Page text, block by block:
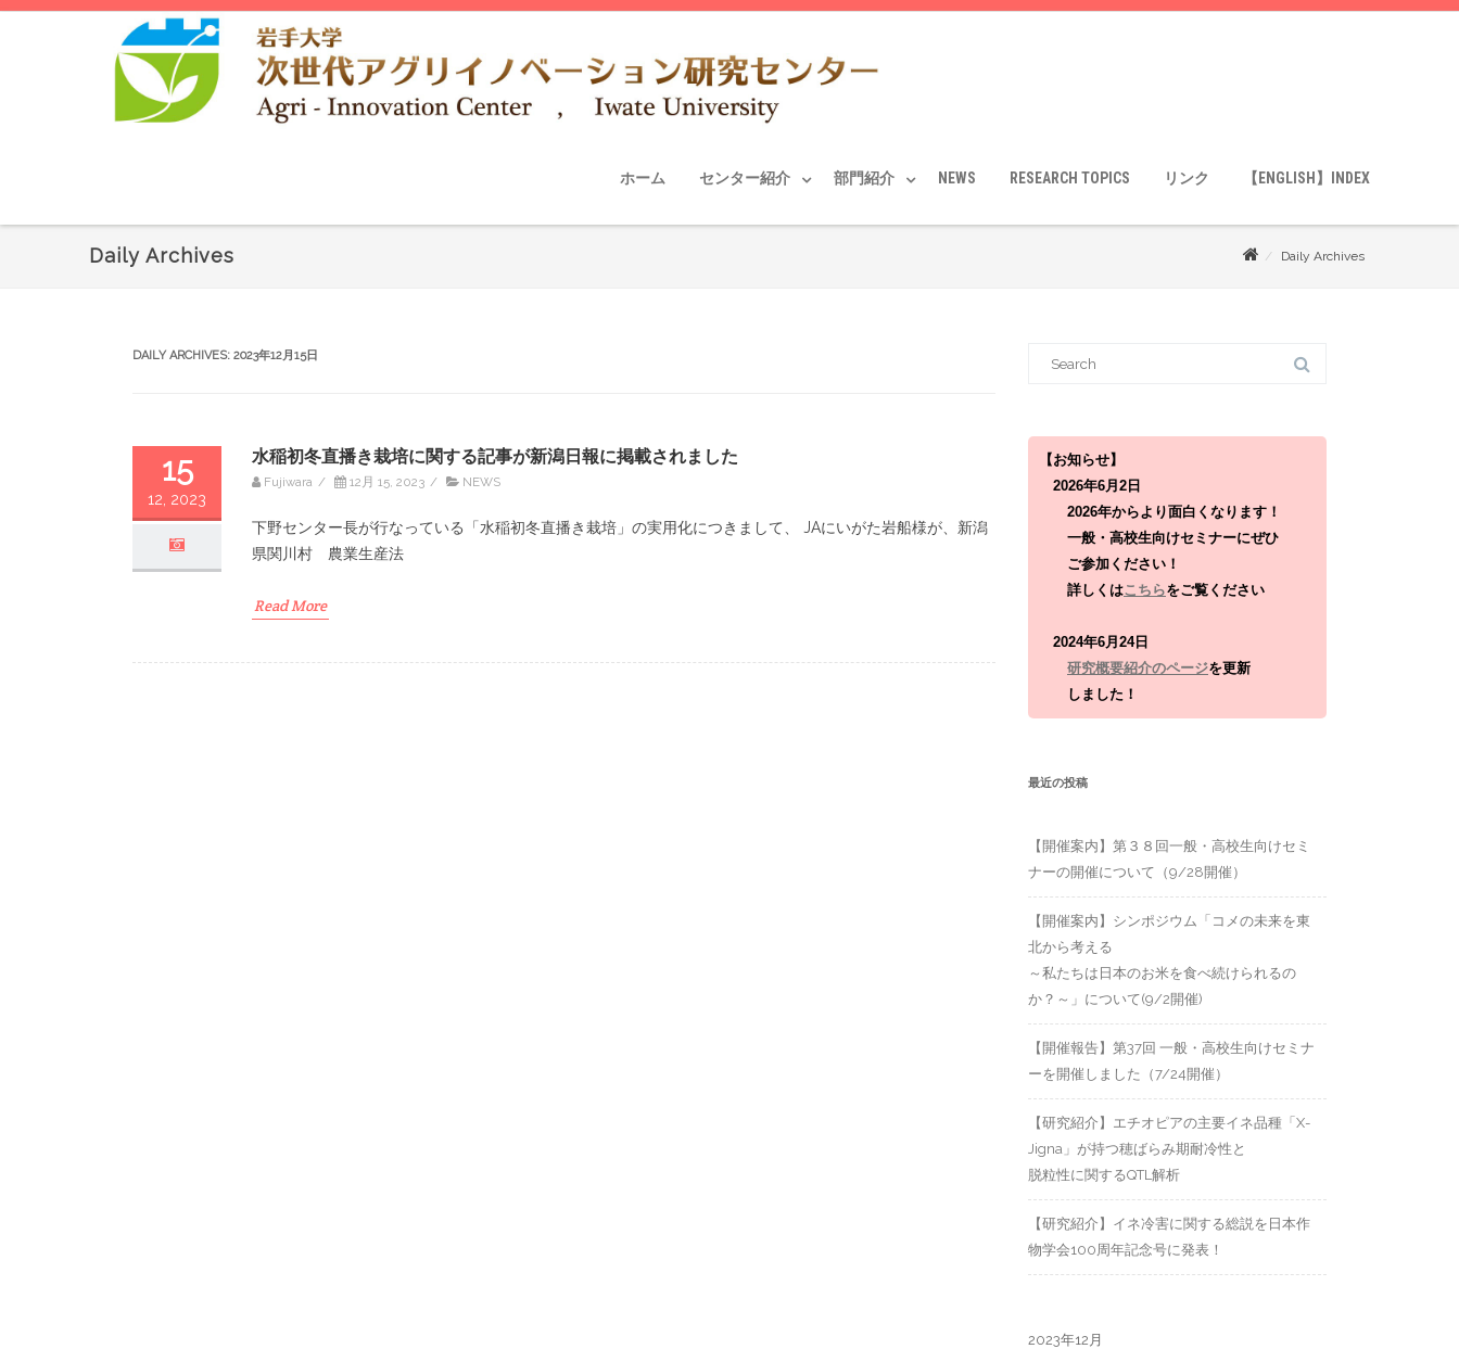
ホーム センター紹介 部門紹介 NEWS RESEARCH TOPICS リンク 【ENGLISH】INDEX
Daily Archives Daily Archives
DAILY ARCHIVES: 2023年12月15日
15
12, 2023
水稲初冬直播き栽培に関する記事が新潟日報に掲載されました
Fujiwara / 12月 15, 2023 / NEWS
下野センター長が行なっている「水稲初冬直播き栽培」の実用化につきまして、 JAにいがた岩船様が、新潟
県関川村 農業生産法
Read More
f
【お知らせ】
2026年6月2日
2026年からより面白くなります！
一般・高校生向けセミナーにぜひ
ご参加ください！
詳しくはこちらをご覧ください
2024年6月24日
研究概要紹介のページを更新
しました！
最近の投稿
【開催案内】第３８回一般・高校生向けセミ
ナーの開催について（9/28開催）
【開催案内】シンポジウム「コメの未来を東
北から考える
～私たちは日本のお米を食べ続けられるの
か？～」について(9/2開催)
【開催報告】第37回 一般・高校生向けセミナ
ーを開催しました（7/24開催）
【研究紹介】エチオピアの主要イネ品種「X-
Jigna」が持つ穂ばらみ期耐冷性と
脱粒性に関するQTL解析
【研究紹介】イネ冷害に関する総説を日本作
物学会100周年記念号に発表！
2023年12月